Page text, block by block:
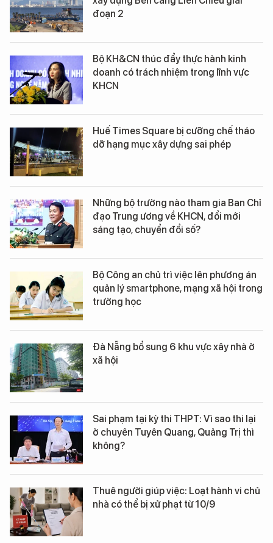
đoạn 2
Bộ KH&CN thúc đẩy thực hành kinh
doanh có trách nhiệm trong lĩnh vực
KHCN
Huế Times Square bị cưỡng chế tháo
dỡ hạng mục xây dựng sai phép
Những bộ trưởng nào tham gia Ban Chỉ
đạo Trung ương về KHCN, đổi mới
sáng tạo, chuyển đổi số?
Bộ Công an chủ trì việc lên phương án
quản lý smartphone, mạng xã hội trong
trường học
Đà Nẵng bổ sung 6 khu vực xây nhà ở
xã hội
Sai phạm tại kỳ thi THPT: Vì sao thi lại
ở chuyên Tuyên Quang, Quảng Trị thì
không?
Thuê người giúp việc: Loạt hành vi chủ
nhà có thể bị xử phạt từ 10/9